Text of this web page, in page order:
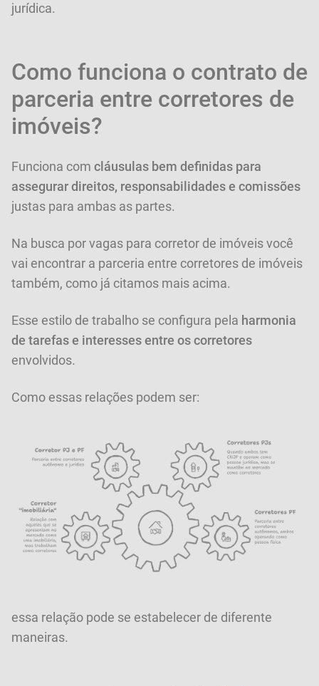
jurídica.
Como funciona o contrato de
parceria entre corretores de
imóveis?
Funciona com cláusulas bem definidas para
assegurar direitos, responsabilidades e comissões
justas para ambas as partes.
Na busca por vagas para corretor de imóveis você
vai encontrar a parceria entre corretores de imóveis
também, como já citamos mais acima.
Esse estilo de trabalho se configura pela harmonia
de tarefas e interesses entre os corretores
envolvidos.
Como essas relações podem ser:
essa relação pode se estabelecer de diferente
maneiras.